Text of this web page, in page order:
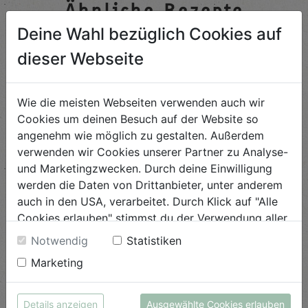
Ähnliche Rezepte
Schwierigkeit
leicht
ANSEHEN
Herzhafte Apfelgalette
leicht
Deine Wahl bezüglich Cookies auf
dieser Webseite
Wie die meisten Webseiten verwenden auch wir
Cookies um deinen Besuch auf der Website so
angenehm wie möglich zu gestalten. Außerdem
verwenden wir Cookies unserer Partner zu Analyse-
und Marketingzwecken. Durch deine Einwilligung
werden die Daten von Drittanbieter, unter anderem
auch in den USA, verarbeitet. Durch Klick auf "Alle
Cookies erlauben" stimmst du der Verwendung aller
Cookies zu. Unter "Details anzeigen" findest du alle
Infos zu den unterschiedlichen Cookies, du kannst
auch entscheiden, welche Cookies du erlauben
möchtest.
Weitere Informationen findest du in unserer
Notwendig
Statistiken
Marketing
Details anzeigen Ausgewählte Cookies erlauben